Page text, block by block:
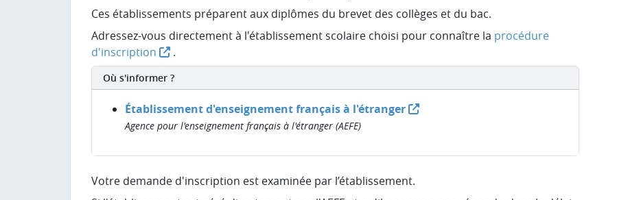
Ces établissements préparent aux diplômes du brevet des collèges et du bac.
Adressez-vous directement à l'établissement scolaire choisi pour connaître la procédure
d'inscription
.
Où s'informer ?
Établissement d'enseignement français à l'étranger
Agence pour l'enseignement français à l'étranger (AEFE)
Votre demande d'inscription est examinée par l’établissement.